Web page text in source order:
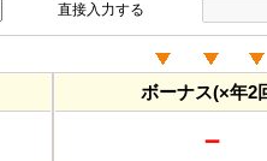
直接入力する
ボーナス(×年2
－